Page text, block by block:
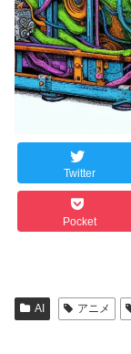
Twitter
Pocket
AI アニメ